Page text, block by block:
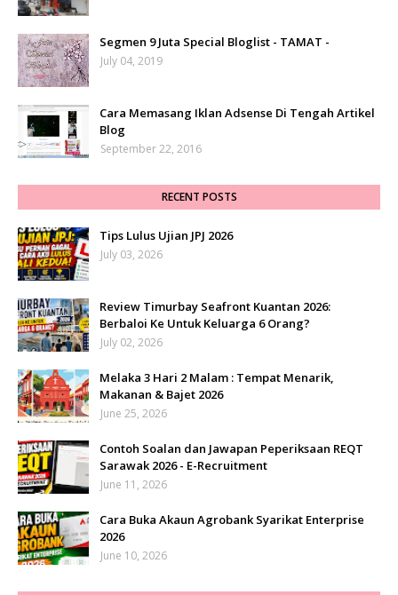
Segmen 9 Juta Special Bloglist - TAMAT -
July 04, 2019
Cara Memasang Iklan Adsense Di Tengah Artikel
Blog
September 22, 2016
RECENT POSTS
Tips Lulus Ujian JPJ 2026
July 03, 2026
Review Timurbay Seafront Kuantan 2026:
Berbaloi Ke Untuk Keluarga 6 Orang?
July 02, 2026
Melaka 3 Hari 2 Malam : Tempat Menarik,
Makanan & Bajet 2026
June 25, 2026
Contoh Soalan dan Jawapan Peperiksaan REQT
Sarawak 2026 - E-Recruitment
June 11, 2026
Cara Buka Akaun Agrobank Syarikat Enterprise
2026
June 10, 2026